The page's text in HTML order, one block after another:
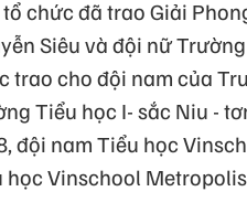
chức đã trao Giải
Siêu và đội nữ
trao cho đội nam của
Tiểu học I- sắc Niu -
đội nam Tiểu học
học Vinschool